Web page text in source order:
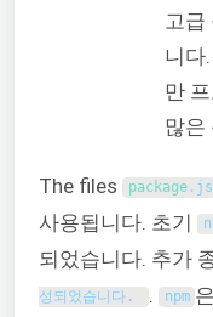
고급
니다
만
많은
The files package.
사용됩니다. 초기
되었습니다. 추가
성되었습니다. . npm